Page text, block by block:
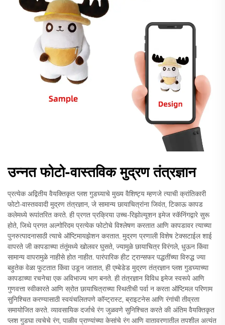
उन्नत फोटो-वास्तविक मुद्रण तंत्रज्ञान
प्रत्येक अद्वितीय वैयक्तिकृत प्लश गुडघ्याचे मुख्य वैशिष्ट्य म्हणजे त्याची क्रांतिकारी
फोटो-वास्तववादी मुद्रण तंत्रज्ञान, जे सामान्य छायाचित्रांना जिवंत, टिकाऊ कापड
कलेमध्ये रूपांतरित करते. ही प्रगत प्रक्रिया उच्च-रिझोल्यूशन इमेज स्कॅनिंगद्वारे सुरू
होते, जिथे प्रगत अल्गोरिदम प्रत्येक फोटोचे विश्लेषण करतात आणि कापडावर त्याच्या
पुनरुत्पादनासाठी त्याचे ऑप्टिमायझेशन करतात. मुद्रण प्रणाली विशेष टेक्सटाईल शाई
वापरते जी कापडाच्या तंतूंमध्ये खोलवर घुसते, ज्यामुळे छायाचित्र विरंगले, धुऊन किंवा
सामान्य वापरामुळे नाहीसे होत नाहीत. पारंपारिक हीट ट्रान्सफर पद्धतींच्या विरुद्ध ज्या
बहुतेक वेळा फुटतात किंवा उडून जातात, ही एम्बेडेड मुद्रण तंत्रज्ञान प्लश गुडघ्याच्या
कापडाच्या रचनेचा एक अविभाज्य भाग बनते. ही तंत्रज्ञान विविध इमेज स्वरूपे आणि
गुणवत्ता स्वीकारते आणि स्रोत छायाचित्राच्या स्थितीची पर्वा न करता ऑप्टिमल परिणाम
सुनिश्चित करण्यासाठी स्वयंचलितपणे कॉन्ट्रास्ट, ब्राइटनेस आणि रंगांची तीव्रता
समायोजित करते. व्यावसायिक दर्जाचे रंग जुळवणे सुनिश्चित करते की अंतिम वैयक्तिकृत
प्लश गुडघा त्वचेचे रंग, पाळीव प्राण्यांच्या केसांचे रंग आणि वातावरणातील तपशील अत्यंत